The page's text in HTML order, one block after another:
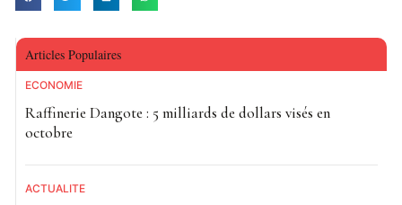
Articles Populaires
ECONOMIE
Raffinerie Dangote : 5 milliards de dollars visés en
octobre
ACTUALITE